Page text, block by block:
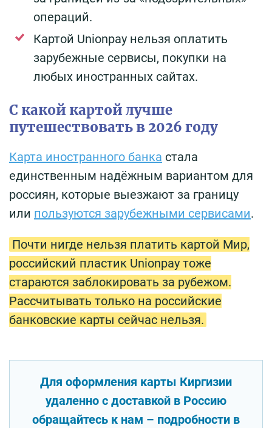
операций.
Картой Unionpay нельзя оплатить
зарубежные сервисы, покупки на
любых иностранных сайтах.
С какой картой лучше
путешествовать в 2026 году
Карта иностранного банка стала
единственным надёжным вариантом для
россиян, которые выезжают за границу
или пользуются зарубежными сервисами.
Почти нигде нельзя платить картой Мир,
российский пластик Unionpay тоже
стараются заблокировать за рубежом.
Рассчитывать только на российские
банковские карты сейчас нельзя.
Для оформления карты Киргизии
удаленно с доставкой в Россию
обращайтесь к нам – подробности в